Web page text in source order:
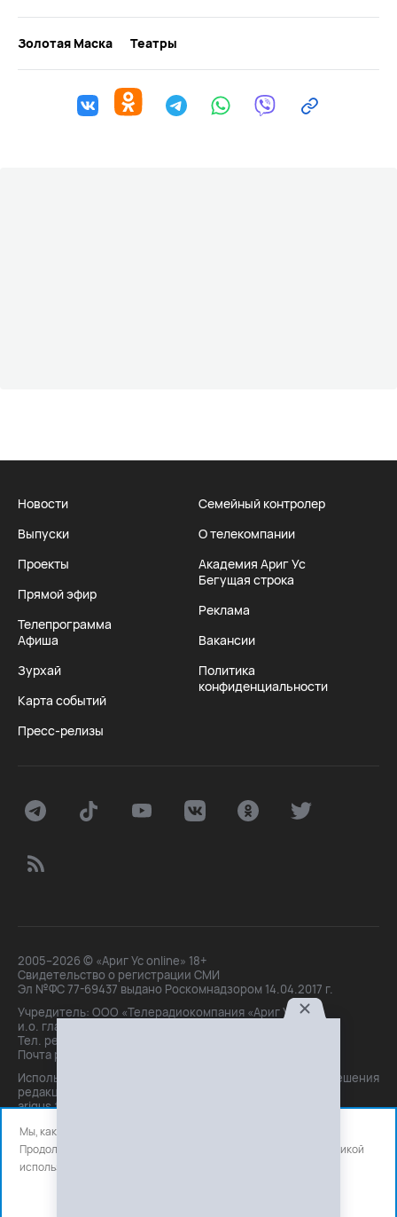
Золотая Маска Театры
Новости
Выпуски
Проекты
Прямой эфир
Телепрограмма
Афиша
Зурхай
Карта событий
Пресс-релизы
Семейный контролер
О телекомпании
Академия Ариг Ус
Бегущая строка
Реклама
Вакансии
Политика
конфиденциальности
2005–2026 © «Ариг Ус online» 18+
Свидетельство о регистрации СМИ
Эл №ФС 77-69437 выдано Роскомнадзором 14.04.2017 г.
Учредитель: ООО «Телерадиокомпания «Ариг Ус»,
и.о. главного редактора: Маханова О.Б.
Тел. peдakции: +7(3012)21-30-14,
Почта peдakции: editor@arigus.tv
Использование материалов только с письменного разрешения
редакции. При цитировании прямая активная ссылка на
arigus.tv обязательна.
Мы, как и все используем файлы cookie и сервисы аналитики.
Продолжая использовать сайт, вы соглашаетесь с нашей
политикой
использования